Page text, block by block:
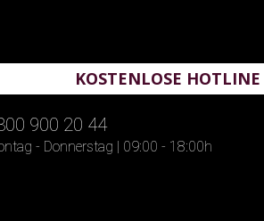
KOSTENLOSE HOTLINE
900 20 44
- Donnerstag | 09:00 - 18:00h